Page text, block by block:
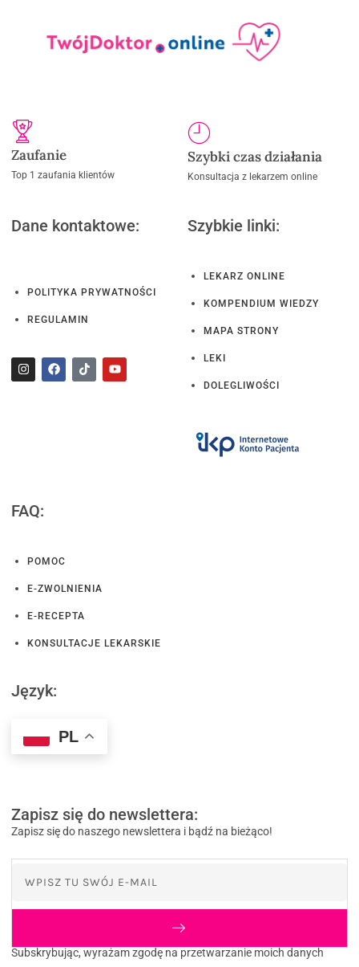
Zaufanie
Top 1 zaufania klientów
Szybki czas działania
Konsultacja z lekarzem online
Dane kontaktowe:
POLITYKA PRYWATNOŚCI
REGULAMIN
Szybkie linki:
LEKARZ ONLINE
KOMPENDIUM WIEDZY
MAPA STRONY
LEKI
DOLEGLIWOŚCI
FAQ:
POMOC
E-ZWOLNIENIA
E-RECEPTA
KONSULTACJE LEKARSKIE
Język:
PL
Zapisz się do newslettera:
Zapisz się do naszego newslettera i bądź na bieżąco!
Subskrybując, wyrażam zgodę na przetwarzanie moich danych